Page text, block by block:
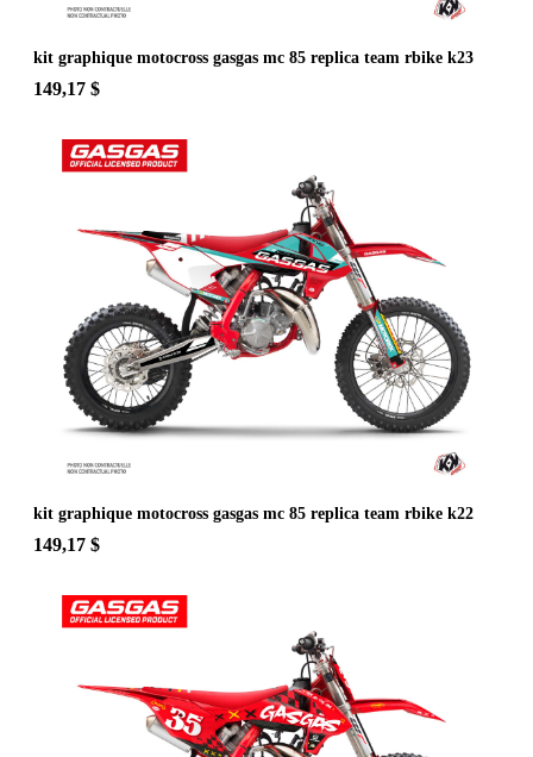
kit graphique motocross gasgas mc 85 replica team rbike k23
149,17 $
kit graphique motocross gasgas mc 85 replica team rbike k22
149,17 $